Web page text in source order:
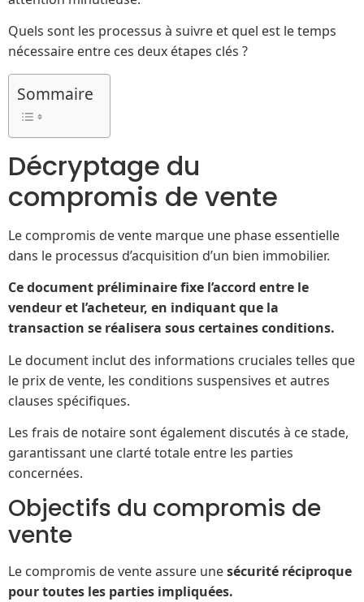
Quels sont les processus à suivre et quel est le temps
nécessaire entre ces deux étapes clés ?
Sommaire
Décryptage du
compromis de vente
Le compromis de vente marque une phase essentielle
dans le processus d’acquisition d’un bien immobilier.
Ce document préliminaire fixe l’accord entre le
vendeur et l’acheteur, en indiquant que la
transaction se réalisera sous certaines conditions.
Le document inclut des informations cruciales telles que
le prix de vente, les conditions suspensives et autres
clauses spécifiques.
Les frais de notaire sont également discutés à ce stade,
garantissant une clarté totale entre les parties
concernées.
Objectifs du compromis de
vente
Le compromis de vente assure unesécurité réciproque
pour toutes les parties impliquées.